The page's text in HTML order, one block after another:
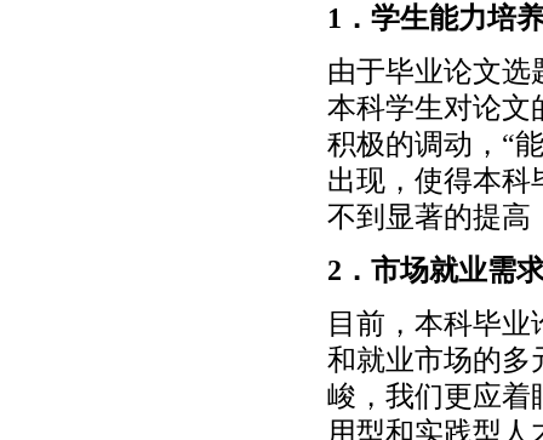
1．学生能力培
由于毕业论文选
本科学生对论文
积极的调动，“
出现，使得本科
不到显著的提高
2．市场就业需
目前，本科毕
和就业市场的多
峻，我们更应着
用型和实践型人